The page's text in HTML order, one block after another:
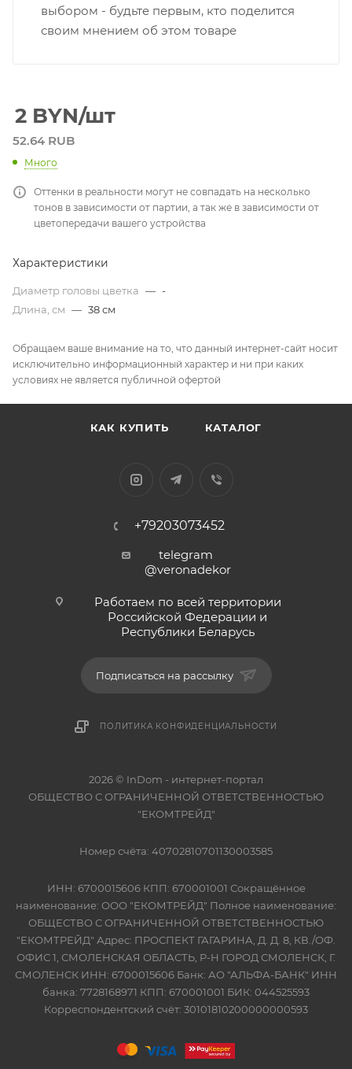
выбором - будьте первым, кто поделится
своим мнением об этом товаре
2 BYN/шт
52.64 RUB
Много
Оттенки в реальности могут не совпадать на несколько
тонов в зависимости от партии, а так же в зависимости от
цветопередачи вашего устройства
Характеристики
Диаметр головы цветка — -
Длина, см — 38 см
Обращаем ваше внимание на то, что данный интернет-сайт носит
исключительно информационный характер и ни при каких
условиях не является публичной офертой
КАК КУПИТЬ КАТАЛОГ
+79203073452
telegram
@veronadekor
Работаем по всей территории
Российской Федерации и
Республики Беларусь
Подписаться на рассылку
ПОЛИТИКА КОНФИДЕНЦИАЛЬНОСТИ
2026 © InDom - интернет-портал
ОБЩЕСТВО С ОГРАНИЧЕННОЙ ОТВЕТСТВЕННОСТЬЮ
"ЕКОМТРЕЙД"
Номер счёта: 40702810701130003585
ИНН: 6700015606 КПП: 670001001 Сокращённое
наименование: ООО "ЕКОМТРЕЙД" Полное наименование:
ОБЩЕСТВО С ОГРАНИЧЕННОЙ ОТВЕТСТВЕННОСТЬЮ
"ЕКОМТРЕЙД" Адрес: ПРОСПЕКТ ГАГАРИНА, Д. Д. 8, КВ./ОФ.
ОФИС 1, СМОЛЕНСКАЯ ОБЛАСТЬ, Р-Н ГОРОД СМОЛЕНСК, Г.
СМОЛЕНСК ИНН: 6700015606 Банк: АО "АЛЬФА-БАНК" ИНН
банка: 7728168971 КПП: 670001001 БИК: 044525593
Корреспондентский счёт: 30101810200000000593